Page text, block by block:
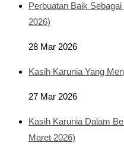
Perbuatan Baik
2026)
28 Mar 2026
Kasih Karunia Yang
27 Mar 2026
Kasih Karunia Dalam
Maret 2026)